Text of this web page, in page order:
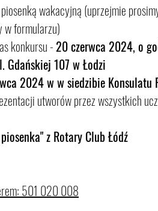
wakacyjną (uprzejmie
w formularzu)
konkursu - 20 czerwca 2024, o
107 w Łodzi
2024 w w siedzibie Konsulatu
utworów przez wszystkich
z Rotary Club Łódź
501 020 008